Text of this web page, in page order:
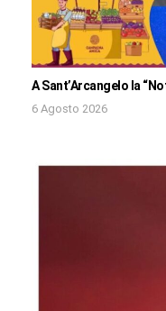
A Sant’Arcangelo la
6 Agosto 2026